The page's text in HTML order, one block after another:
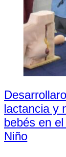
lactancia y
bebés en
Niño